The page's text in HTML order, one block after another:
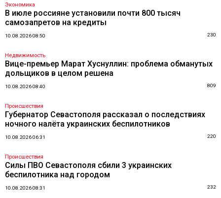
Экономика
В июле россияне установили почти 800 тысяч
самозапретов на кредиты
10.08.2026 08:50 230
Недвижимость
Вице-премьер Марат Хуснуллин: проблема обманутых
дольщиков в целом решена
10.08.2026 08:40 809
Происшествия
Губернатор Севастополя рассказал о последствиях
ночного налёта украинских беспилотников
10.08.2026 06:31 220
Происшествия
Силы ПВО Севастополя сбили 3 украинских
беспилотника над городом
10.08.2026 08:31 232